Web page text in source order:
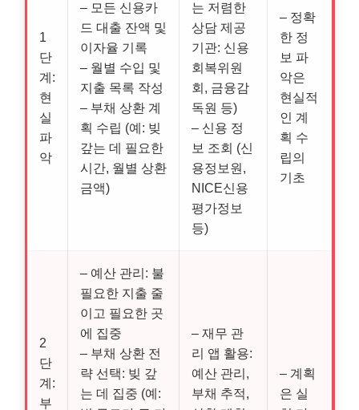
1
단
계:
현
실
파
악
– 모든 신용카
드 대출 잔액 및
이자율 기록
– 월별 수입 및
지출 목록 작성
– 부채 상환 계
획 수립 (예: 빚
갚는 데 필요한
시간, 월별 상환
금액)
는 저렴한
상담 제공
기관: 신용
회복위원
회, 금융감
독원 등)
– 신용 정
보 조회 (신
용정보원,
NICE신용
평가정보
등)
– 정확
한 정
보 파
악은
현실적
인 계
획 수
립의
기초
2
단
계:
부
– 예산 관리: 불
필요한 지출 줄
이고 필요한 곳
에 집중
– 부채 상환 전
략 선택: 빚 갚
는 데 집중 (예:
– 재무 관
리 앱 활용:
예산 관리,
부채 추적,
– 계획
은 실